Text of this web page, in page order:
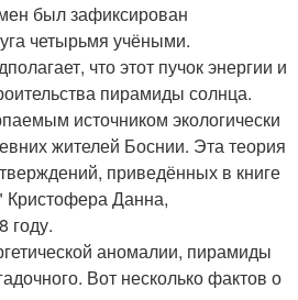
был зафиксирован
четырьмя учёными.
что этот пучок энергии и
пирамиды солнца.
источником экологически
жителей Боснии. Эта теория
приведённых в книге
Кристофера Данна,
году.
аномалии, пирамиды
Вот несколько фактов о